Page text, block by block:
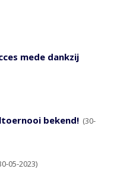
mede dankzij
bekend! (30-
05-2023)